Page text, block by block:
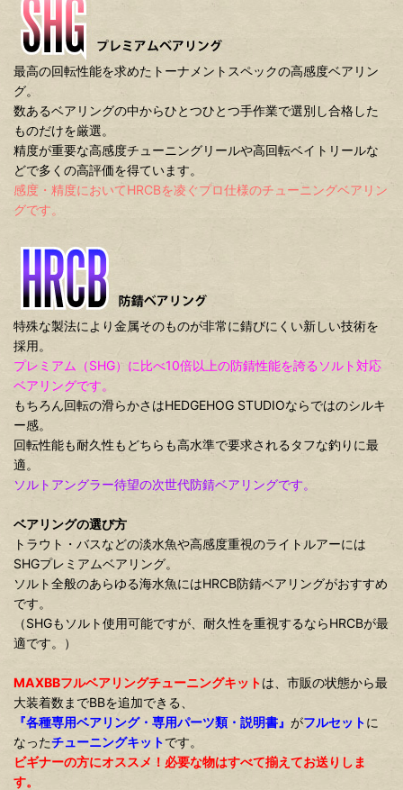
最高の回転性能を求めたトーナメントスペックの高感度ベアリン
グ。
数あるベアリングの中からひとつひとつ手作業で選別し合格した
ものだけを厳選。
精度が重要な高感度チューニングリールや高回転ベイトリールな
どで多くの高評価を得ています。
感度・精度においてHRCBを凌ぐプロ仕様のチューニングベアリン
グです。
特殊な製法により金属そのものが非常に錆びにくい新しい技術を
採用。
プレミアム（SHG）に比べ10倍以上の防錆性能を誇るソルト対応
ベアリングです。
もちろん回転の滑らかさはHEDGEHOG STUDIOならではのシルキ
ー感。
回転性能も耐久性もどちらも高水準で要求されるタフな釣りに最
適。
ソルトアングラー待望の次世代防錆ベアリングです。
ベアリングの選び方
トラウト・バスなどの淡水魚や高感度重視のライトルアーには
SHGプレミアムベアリング。
ソルト全般のあらゆる海水魚にはHRCB防錆ベアリングがおすすめ
です。
（SHGもソルト使用可能ですが、耐久性を重視するならHRCBが最
適です。）
MAXBBフルベアリングチューニングキットは、市販の状態から最
大装着数までBBを追加できる、
『各種専用ベアリング・専用パーツ類・説明書』 がフルセットに
なったチューニングキットです。
ビギナーの方にオススメ！必要な物はすべて揃えてお送りしま
す。